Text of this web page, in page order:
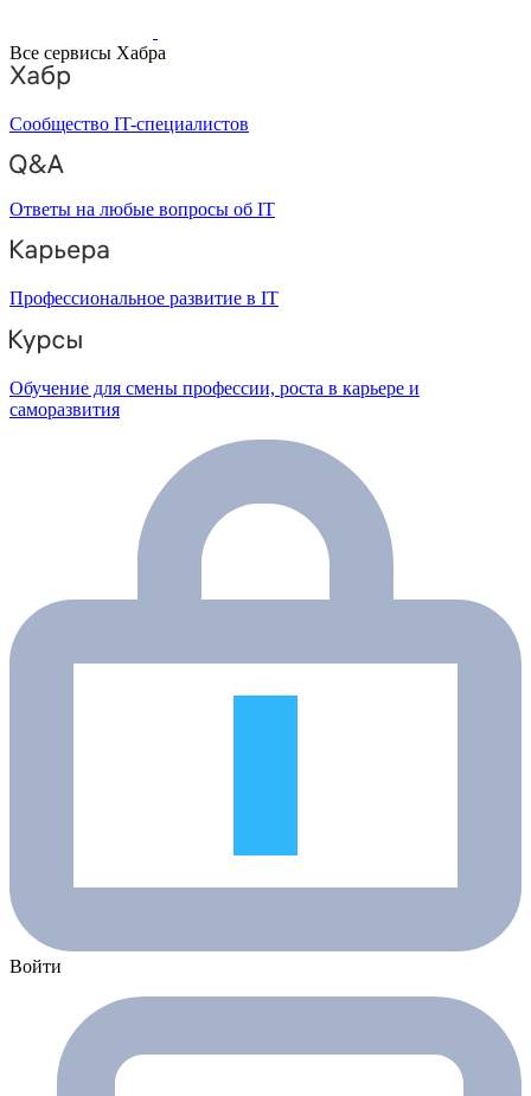
Все сервисы Хабра
Сообщество IT-специалистов
Ответы на любые вопросы об IT
Профессиональное развитие в IT
Обучение для смены профессии, роста в карьере и
саморазвития
Войти